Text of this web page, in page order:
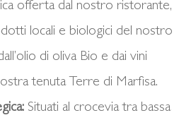
offerta dal nostro ristorante,
locali e biologici del nostro
di oliva Bio e dai vini
tenuta Terre di Marfisa.
Situati al crocevia tra bassa